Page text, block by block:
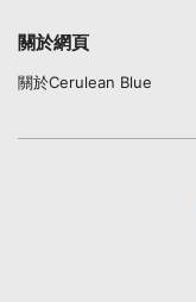
關於網頁
關於Cerulean Blue